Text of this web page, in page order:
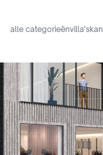
alle categorieënvilla's